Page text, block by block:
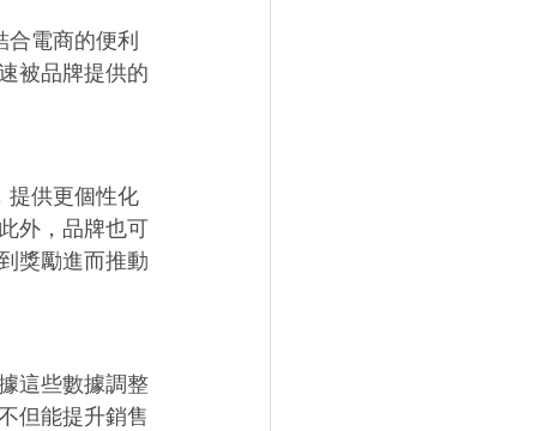
電商的便利
被品牌提供的
提供更個性化
外，品牌也可
獎勵進而推動
這些數據調整
但能提升銷售